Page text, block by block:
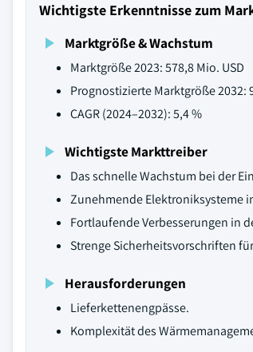
Wichtigste Erkenntnisse zum
Marktgröße & Wachstum
Marktgröße 2023: 578,8 Mio. USD
Prognostizierte Marktgröße 2032:
CAGR (2024–2032): 5,4 %
Wichtigste Markttreiber
Das schnelle Wachstum bei der
Zunehmende Elektroniksysteme
Fortlaufende Verbesserungen in
Strenge Sicherheitsvorschriften
Herausforderungen
Lieferkettenengpässe.
Komplexität des